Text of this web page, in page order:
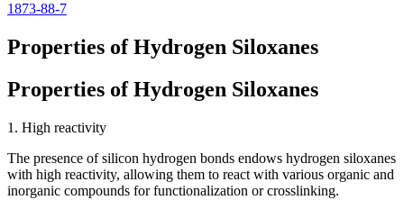
1873-88-7
Properties of Hydrogen Siloxanes
Properties of Hydrogen Siloxanes
1. High reactivity
The presence of silicon hydrogen bonds endows hydrogen siloxanes
with high reactivity, allowing them to react with various organic and
inorganic compounds for functionalization or crosslinking.